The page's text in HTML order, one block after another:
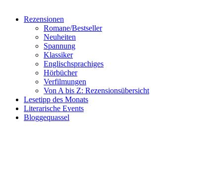
Rezensionen
Romane/Bestseller
Neuheiten
Spannung
Klassiker
Englischsprachiges
Hörbücher
Verfilmungen
Von A bis Z: Rezensionsübersicht
Lesetipp des Monats
Literarische Events
Bloggequassel